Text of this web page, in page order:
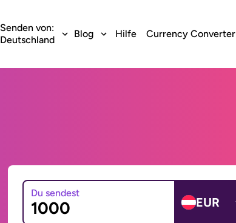
Senden von:
Deutschland
Blog Hilfe Currency Converter
Du sendest
EUR